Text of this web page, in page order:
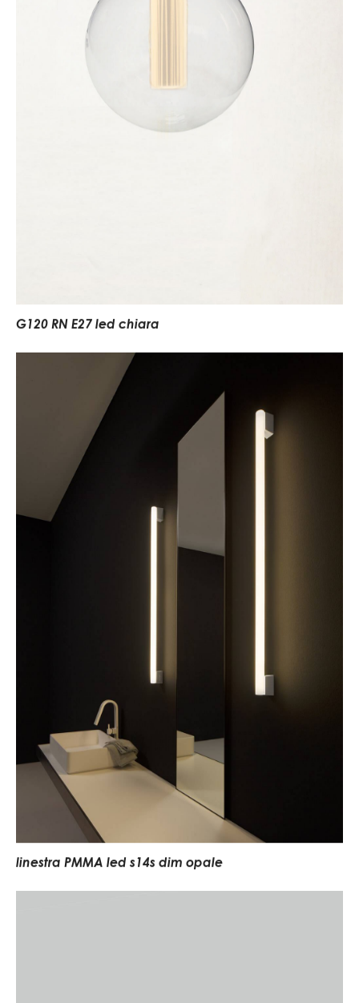
G120 RN E27 led chiara
linestra PMMA led s14s dim opale